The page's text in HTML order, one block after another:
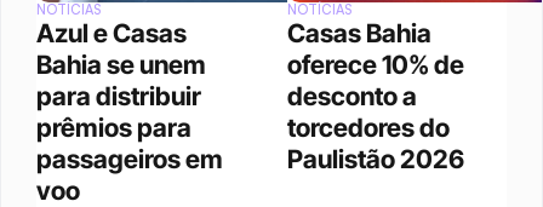
NOTÍCIAS
Azul e Casas
Bahia se unem
para distribuir
prêmios para
passageiros em
voo
NOTÍCIAS
Casas Bahia
oferece 10% de
desconto a
torcedores do
Paulistão 2026